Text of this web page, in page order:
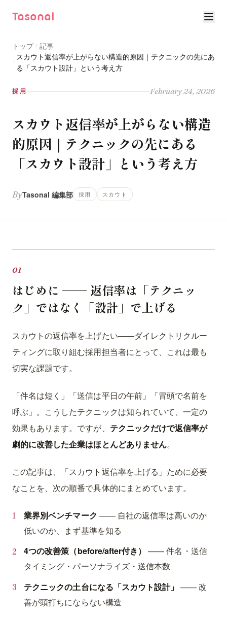
Tasonal
トップ 記事
スカウト返信率が上がらない構造的原因｜テクニックの先にあ
る「スカウト設計」という考え方
採用 February 24, 2026
スカウト返信率が上がらない構造
的原因｜テクニックの先にある
「スカウト設計」という考え方
ByTasonal 編集部 採用 スカウト
はじめに —— 返信率は「テクニッ
ク」ではなく「設計」で上げる
スカウトの返信率を上げたい——ダイレクトリクルー
ティングに取り組む採用担当者にとって、これは最も
切実な課題です。
「件名は短く」「送信は平日の午前」「冒頭で名前を
呼ぶ」。こうしたテクニックは知られていて、一定の
効果もあります。ですが、 テクニックだけで返信率が
劇的に改善した企業はほとんどありません。
この記事は、「スカウト返信率を上げる」ために必要
なことを、次の順番で具体的にまとめています。
業界別ベンチマーク —— 自社の返信率は高いのか
低いのか、まず基準を知る
4つの改善策（before/after付き） —— 件名・送信
タイミング・パーソナライズ・送信本数
テクニックの土台になる「スカウト設計」 —— 改
善が頭打ちにならない構造